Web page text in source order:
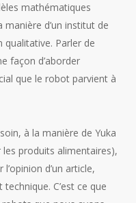
mathématiques
d’un institut de
qualitative. Parler de
façon d’aborder
que le robot parvient à
à la manière de Yuka
produits alimentaires),
d’un article,
C’est ce que